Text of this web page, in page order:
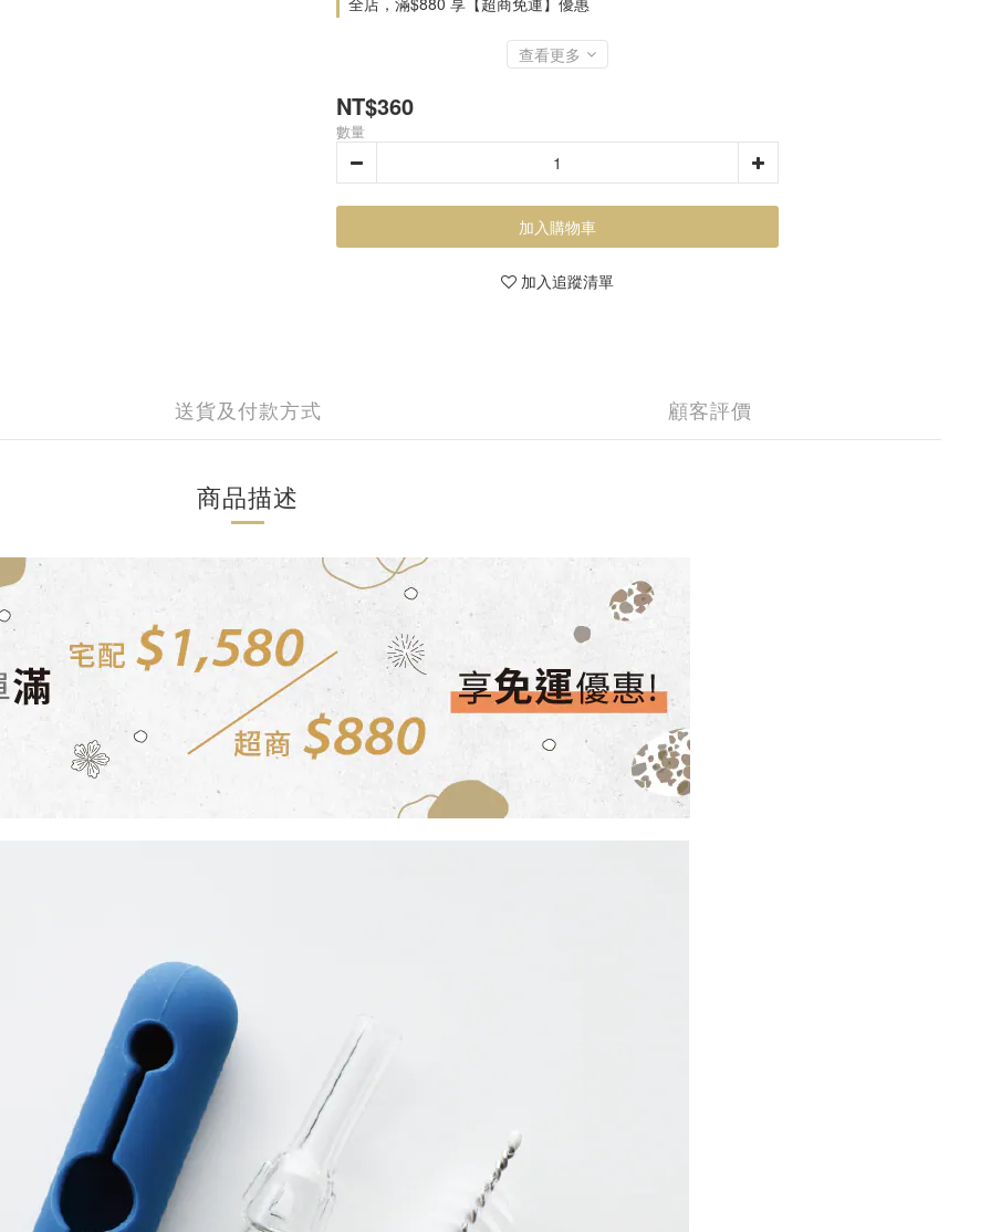
查看更多
NT$360
數量
加入購物車
加入追蹤清單
送貨及付款方式 顧客評價
商品描述